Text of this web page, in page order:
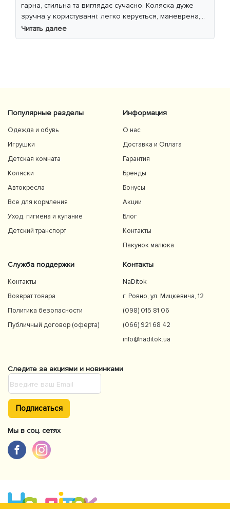
гарна, стильна та виглядає сучасно. Коляска дуже
зручна у користуванні: легко керується, маневрена,
м’який хід навіть по нерівній дорозі. Дитині
комфортно, просторе сидіння та великий капюшон
Читать далее
Популярные разделы
Одежда и обувь
Игрушки
Детская комната
Коляски
Автокресла
Все для кормления
Уход, гигиена и купание
Детский транспорт
Информация
О нас
Доставка и Оплата
Гарантия
Бренды
Бонусы
Акции
Блог
Контакты
Пакунок малюка
Служба поддержки
Контакты
Возврат товара
Политика безопасности
Публичный договор (оферта)
Контакты
NaDitok
г. Ровно, ул. Мицкевича, 12
(098) 015 81 06
(066) 921 68 42
info@naditok.ua
Следите за акциями и новинками
Подписаться
Мы в соц. сетях